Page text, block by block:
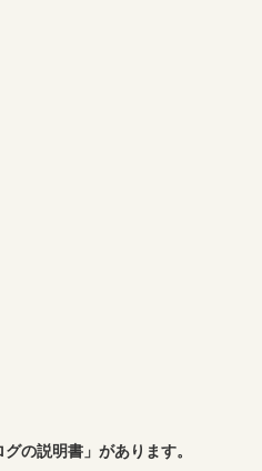
の説明書」があります。